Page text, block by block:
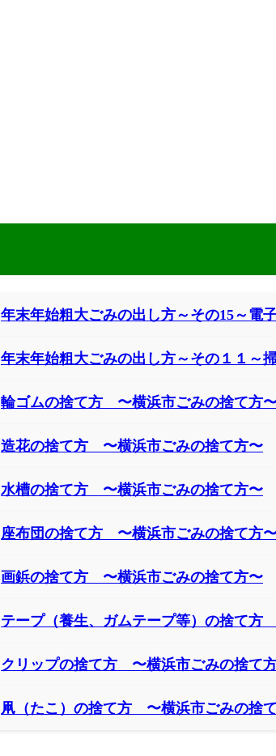
年末年始粗大ごみの出し方～その15～電
年末年始粗大ごみの出し方～その１１～
輪ゴムの捨て方 〜横浜市ごみの捨て方
造花の捨て方 〜横浜市ごみの捨て方〜
水槽の捨て方 〜横浜市ごみの捨て方〜
座布団の捨て方 〜横浜市ごみの捨て方
画鋲の捨て方 〜横浜市ごみの捨て方〜
テープ（養生、ガムテープ等）の捨て
クリップの捨て方 〜横浜市ごみの捨て
凧（たこ）の捨て方 〜横浜市ごみの捨